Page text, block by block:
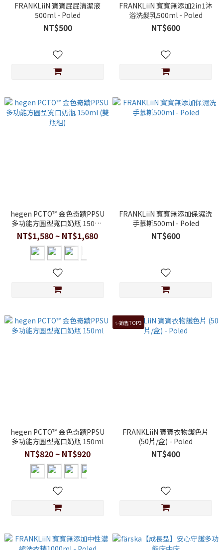
FRANKLiiN 寶寶屁屁清潔液
500ml - Poled
NT$500
FRANKLiiN 寶寶無添加2in1沐
浴洗髮乳500ml - Poled
NT$600
hegen PCTO™ 金色奇蹟PPSU
多功能方圓型寬口奶瓶 150ml
(雙瓶組)
NT$1,580 ~ NT$1,680
FRANKLiiN 寶寶無添加保濕洗
手慕斯500ml - Poled
NT$600
hegen PCTO™ 金色奇蹟PPSU
多功能方圓型寬口奶瓶 150ml
NT$820 ~ NT$920
✨銷售TOP3
FRANKLiiN 寶寶衣物護色片
(50片/盒) - Poled
NT$400